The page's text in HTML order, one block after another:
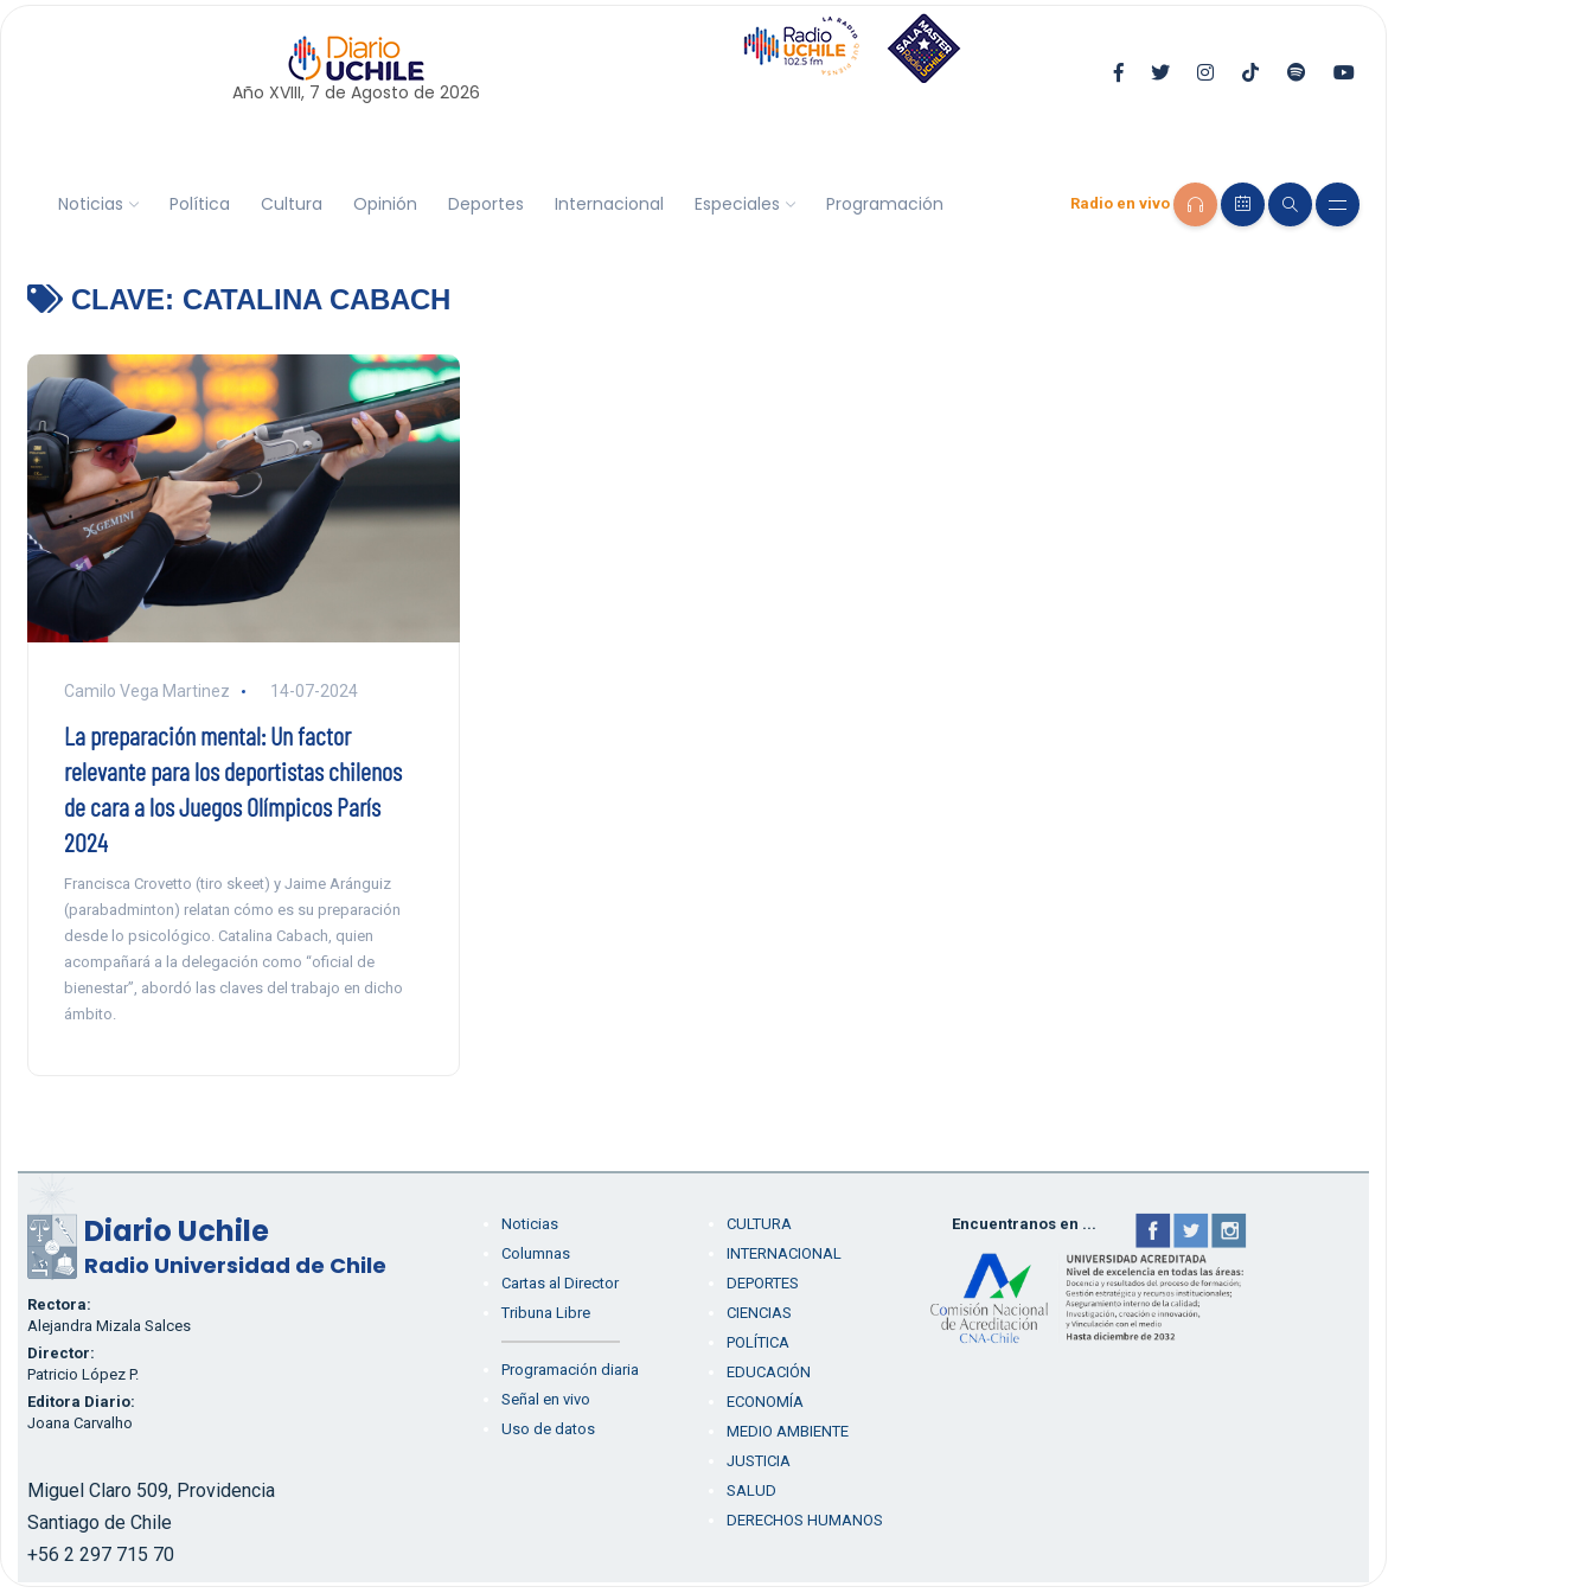
Año XVIII, 7 de Agosto de 2026
Noticias Política Cultura Opinión Deportes Internacional Especiales Programación Radio en vivo
CLAVE: CATALINA CABACH
Camilo Vega Martinez 14-07-2024
La preparación mental: Un factor
relevante para los deportistas chilenos
de cara a los Juegos Olímpicos París
2024
Francisca Crovetto (tiro skeet) y Jaime Aránguiz
(parabadminton) relatan cómo es su preparación
desde lo psicológico. Catalina Cabach, quien
acompañará a la delegación como “oficial de
bienestar”, abordó las claves del trabajo en dicho
ámbito.
Diario Uchile
Radio Universidad de Chile
Rectora:
Alejandra Mizala Salces
Director:
Patricio López P.
Editora Diario:
Joana Carvalho
Miguel Claro 509, Providencia
Santiago de Chile
+56 2 297 715 70
Noticias
Columnas
Cartas al Director
Tribuna Libre
Programación diaria
Señal en vivo
Uso de datos
CULTURA
INTERNACIONAL
DEPORTES
CIENCIAS
POLÍTICA
EDUCACIÓN
ECONOMÍA
MEDIO AMBIENTE
JUSTICIA
SALUD
DERECHOS HUMANOS
Encuentranos en ...